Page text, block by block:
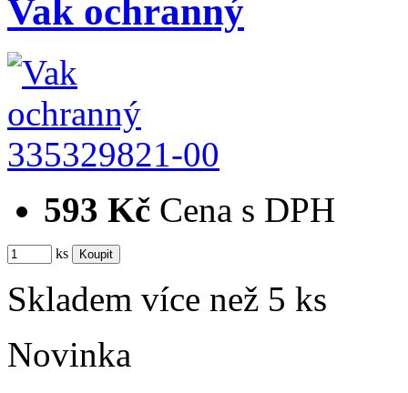
Vak ochranný
335329821-00
593 Kč Cena s DPH
ks
Skladem více než 5 ks
Novinka